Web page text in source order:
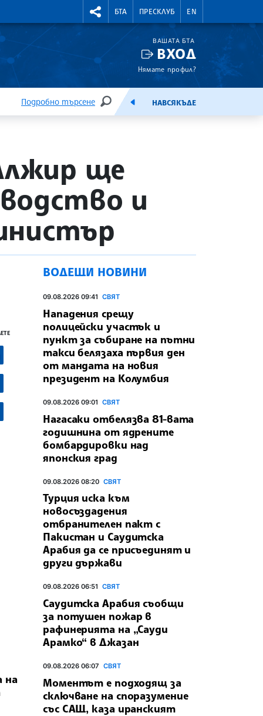
КУРСОВЕ RIGHTMENU.SOCIAL
БТА ПРЕСКЛУБ EN
ВАШАТА БТА
ВХОД
Нямате профил?
Подробно търсене
ТЪРСЕНЕЕМИСИЯНАВСЯКЪДЕ
ще
и
на
ВОДЕЩИ НОВИНИ
09.08.2026 09:41 СВЯТ
Нападения срещу
полицейски участък и
пункт за събиране на пътни
такси белязаха първия ден
от мандата на новия
президент на Колумбия
09.08.2026 09:01 СВЯТ
Нагасаки отбелязва 81-вата
годишнина от ядрените
бомбардировки над
японския град
09.08.2026 08:20 СВЯТ
Турция иска към
новосъздадения
отбранителен пакт с
Пакистан и Саудитска
Арабия да се присъединят и
други държави
09.08.2026 06:51 СВЯТ
Саудитска Арабия съобщи
за потушен пожар в
рафинерията на „Сауди
Арамко“ в Джазан
09.08.2026 06:07 СВЯТ
Моментът е подходящ за
сключване на споразумение
със САЩ, каза иранският